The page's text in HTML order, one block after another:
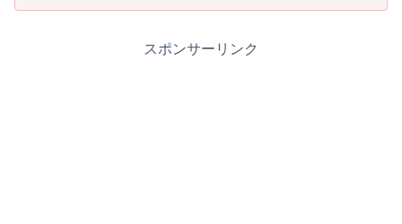
スポンサーリンク